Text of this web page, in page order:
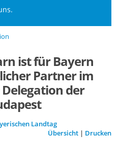
ist für Bayern
Partner im
Delegation der
Landtag
Übersicht | Drucken